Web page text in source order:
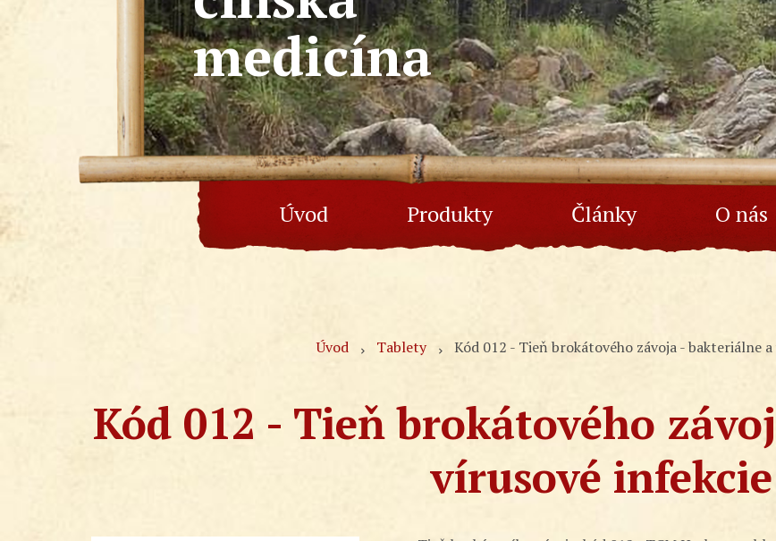
medicína
Úvod Produkty Články O nás
Úvod Tablety Kód 012 - Tieň brokátového závoja - bakteriálne
Kód 012 - Tieň brokátového
vírusové infekcie